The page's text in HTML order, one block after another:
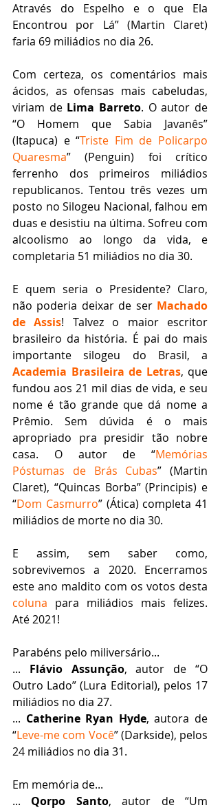
Através do Espelho e o que Ela
Encontrou por Lá” (Martin Claret)
faria 69 miliádios no dia 26.
Com certeza, os comentários mais
ácidos, as ofensas mais cabeludas,
viriam de Lima Barreto. O autor de
“O Homem que Sabia Javanês”
(Itapuca) e “Triste Fim de Policarpo
Quaresma” (Penguin) foi crítico
ferrenho dos primeiros miliádios
republicanos. Tentou três vezes um
posto no Silogeu Nacional, falhou em
duas e desistiu na última. Sofreu com
alcoolismo ao longo da vida, e
completaria 51 miliádios no dia 30.
E quem seria o Presidente? Claro,
não poderia deixar de ser Machado
de Assis! Talvez o maior escritor
brasileiro da história. É pai do mais
Academia Brasileira de Letras, que
fundou aos 21 mil dias de vida, e seu
nome é tão grande que dá nome a
Prêmio. Sem dúvida é o mais
apropriado pra presidir tão nobre
casa. O autor de “Memórias
Póstumas de Brás Cubas” (Martin
Claret), “Quincas Borba” (Principis) e
“Dom Casmurro” (Ática) completa 41
miliádios de morte no dia 30.
E assim, sem saber como,
sobrevivemos a 2020. Encerramos
coluna para miliádios mais felizes.
Até 2021!
Parabéns pelo miliversário...
... Flávio Assunção, autor de “O
Outro Lado” (Lura Editorial), pelos 17
miliádios no dia 27.
... Catherine Ryan Hyde, autora de
“Leve-me com Você” (Darkside), pelos
24 miliádios no dia 31.
Em memória de...
... Qorpo Santo, autor de “Um